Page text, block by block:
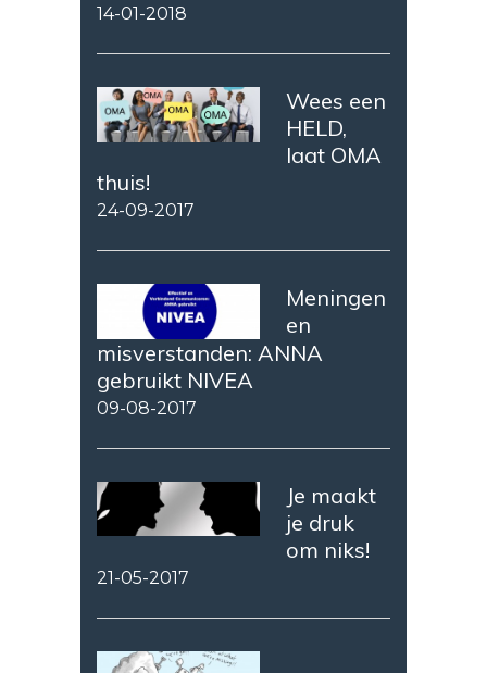
14-01-2018
Wees een
HELD,
laat OMA
thuis!
24-09-2017
Meningen
en
misverstanden: ANNA
gebruikt NIVEA
09-08-2017
Je maakt
je druk
om niks!
21-05-2017